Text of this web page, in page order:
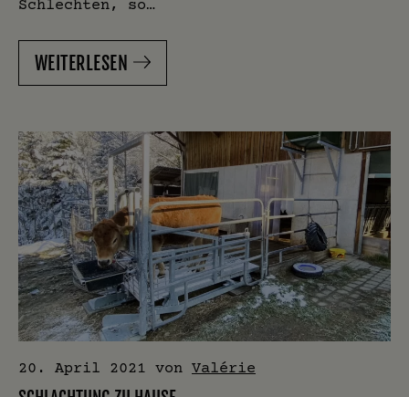
Schlechten, so…
WEITERLESEN
20. April 2021 von Valérie